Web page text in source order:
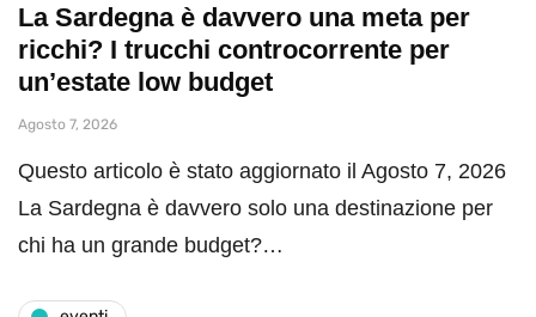
La Sardegna è davvero una meta per
ricchi? I trucchi controcorrente per
un’estate low budget
Agosto 7, 2026
Questo articolo è stato aggiornato il Agosto 7, 2026
La Sardegna è davvero solo una destinazione per
chi ha un grande budget?…